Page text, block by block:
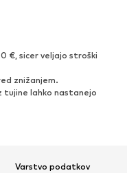
€, sicer veljajo stroški
znižanjem.
tujine lahko nastanejo
Varstvo podatkov